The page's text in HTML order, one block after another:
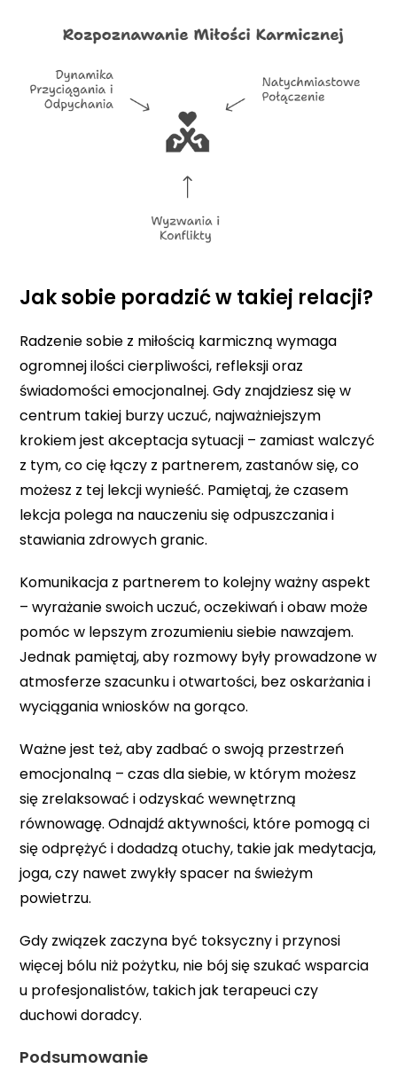
Jak sobie poradzić w takiej relacji?
Radzenie sobie z miłością karmiczną wymaga
ogromnej ilości cierpliwości, refleksji oraz
świadomości emocjonalnej. Gdy znajdziesz się w
centrum takiej burzy uczuć, najważniejszym
krokiem jest akceptacja sytuacji – zamiast walczyć
z tym, co cię łączy z partnerem, zastanów się, co
możesz z tej lekcji wynieść. Pamiętaj, że czasem
lekcja polega na nauczeniu się odpuszczania i
stawiania zdrowych granic.
Komunikacja z partnerem to kolejny ważny aspekt
– wyrażanie swoich uczuć, oczekiwań i obaw może
pomóc w lepszym zrozumieniu siebie nawzajem.
Jednak pamiętaj, aby rozmowy były prowadzone w
atmosferze szacunku i otwartości, bez oskarżania i
wyciągania wniosków na gorąco.
Ważne jest też, aby zadbać o swoją przestrzeń
emocjonalną – czas dla siebie, w którym możesz
się zrelaksować i odzyskać wewnętrzną
równowagę. Odnajdź aktywności, które pomogą ci
się odprężyć i dodadzą otuchy, takie jak medytacja,
joga, czy nawet zwykły spacer na świeżym
powietrzu.
Gdy związek zaczyna być toksyczny i przynosi
więcej bólu niż pożytku, nie bój się szukać wsparcia
u profesjonalistów, takich jak terapeuci czy
duchowi doradcy.
Podsumowanie